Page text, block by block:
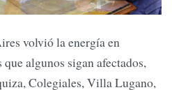
volvió la energía en
algunos sigan afectados,
Colegiales, Villa Lugano,